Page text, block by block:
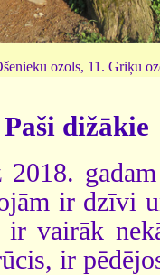
ozols, 11. Griķu
Paši dižākie
2018.
ir dzīvi
ir vairāk
ir